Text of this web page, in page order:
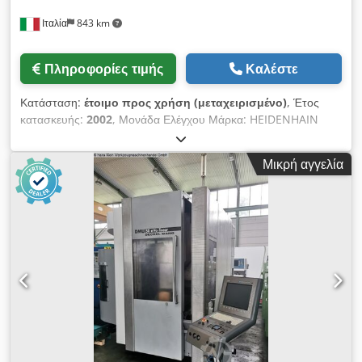
Ιταλία 843 km
Πληροφορίες τιμής Καλέστε
Κατάσταση: έτοιμο προς χρήση (μεταχειρισμένο), Έτος
κατασκευής: 2002, Μονάδα Ελέγχου Μάρκα: HEIDENHAIN
Μοντέλο: - Κίνηση Κίνηση άξονα X: 500 mm Κίνηση άξονα Y:
400 mm Dcsdex D Dukopfx Aahjk Κίνηση άξονα Z: 400 mm
Αυτό το DECKEL MAHO DMU 50 T κατασκευάστηκε το 2002.
Διαθέτει υποδοχή ατράκτου SK40 DIN69871, διαστάσεις
τραπεζιού 700x500 mm και μέγιστες στροφές 9000 rpm.
Ιδανικό για ευέλικτες εργασίες κατεργασίας. Επικοινωνήστε μαζί
μας για περισσότερες πληροφορίες. Τύποι εφαρμογών
Μικρή αγγελία